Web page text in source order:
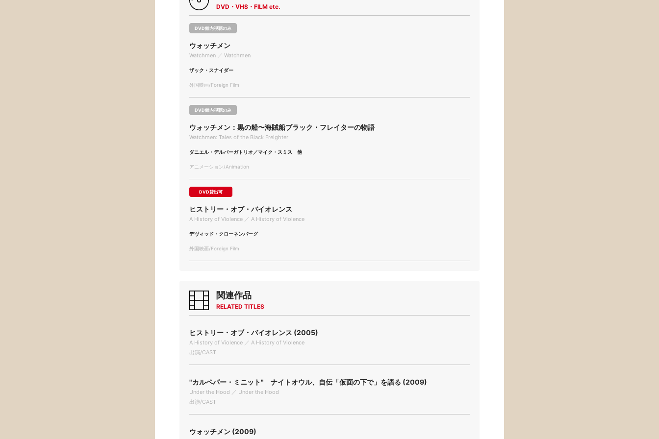
DVD・VHS・FILM etc.
DVD館内視聴のみ
ウォッチメン
Watchmen ／ Watchmen
ザック・スナイダー
外国映画/Foreign Film
DVD館内視聴のみ
ウォッチメン：黒の船〜海賊船ブラック・フレイターの物語
Watchmen: Tales of the Black Freighter
ダニエル・デルパーガトリオ／マイク・スミス 他
アニメーション/Animation
DVD貸出可
ヒストリー・オブ・バイオレンス
A History of Violence ／ A History of Violence
デヴィッド・クローネンバーグ
外国映画/Foreign Film
関連作品
RELATED TITLES
ヒストリー・オブ・バイオレンス (2005)
A History of Violence ／ A History of Violence
出演/CAST
"カルペパー・ミニット" ナイトオウル、自伝「仮面の下で」を語る (2009)
Under the Hood ／ Under the Hood
出演/CAST
ウォッチメン (2009)